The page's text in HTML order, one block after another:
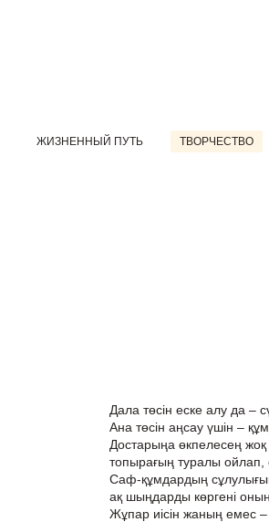
ЖИЗНЕННЫЙ ПУТЬ ТВОРЧЕСТВО
Дала төсін еске алу да –
Ана төсін аңсау үшін –
Достарыңа өкпелесең
топырағың туралы ойлап,
Саф-құмдардың
ақ шыңдарды көргені
Жұпар иісін жаның емес –